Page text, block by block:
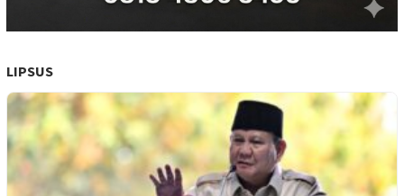
LIPSUS